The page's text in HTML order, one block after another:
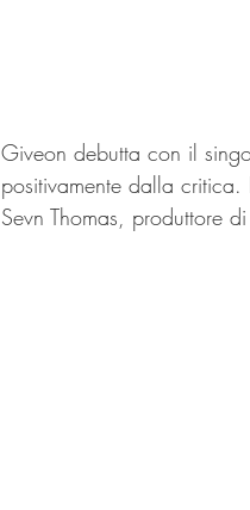
Giveon debutta con il
positivamente dalla
Sevn Thomas, produttore